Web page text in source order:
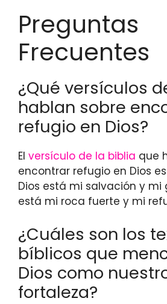
Preguntas
Frecuentes
¿Qué versículos
hablan sobre
refugio en Dios?
El versículo de la biblia que
encontrar refugio en Dios es
Dios está mi salvación y mi
está mi roca fuerte y mi
¿Cuáles son los
bíblicos que
Dios como
fortaleza?